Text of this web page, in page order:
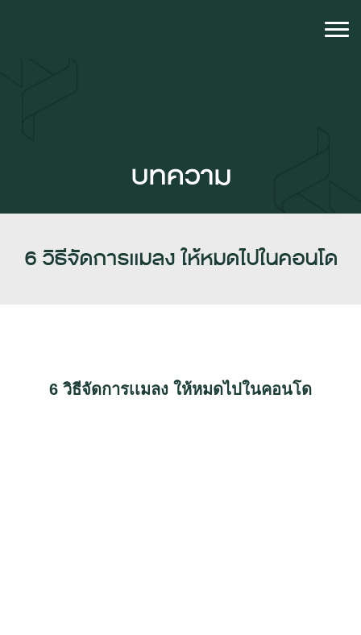
บทความ
6 วิธีจัดการเเมลง ให้หมดไปในคอนโด
6 วิธีจัดการเเมลง ให้หมดไปในคอนโด